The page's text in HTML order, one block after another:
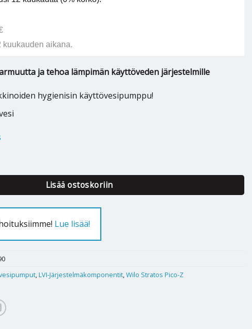
kuukauden aikana.
ja tehoa lämpimän käyttöveden järjestelmille
hygienisin käyttövesipumppu!
PICO-Z 20/0,5-6-150 määrä
Lisää ostoskoriin
Lue lisää!
,LVI-Järjestelmäkomponentit,Wilo Stratos Pico-Z